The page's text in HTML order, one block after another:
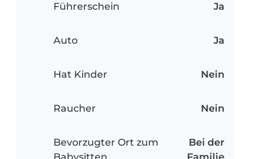
Führerschein Ja
Auto Ja
Hat Kinder Nein
Raucher Nein
Bevorzugter Ort zum
Bei der